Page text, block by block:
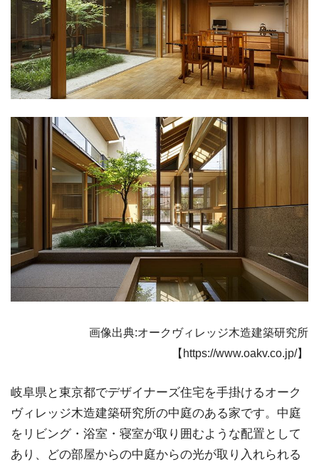
画像出典:オークヴィレッジ木造建築研究所
【https://www.oakv.co.jp/】
岐阜県と東京都でデザイナーズ住宅を手掛けるオーク
ヴィレッジ木造建築研究所の中庭のある家です。中庭
をリビング・浴室・寝室が取り囲むような配置として
あり、どの部屋からの中庭からの光が取り入れられる